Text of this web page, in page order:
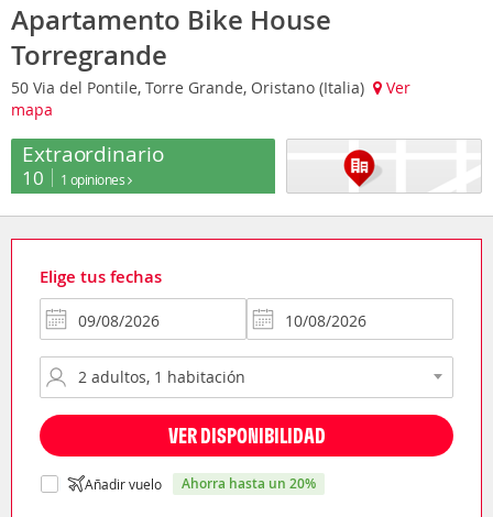
Apartamento Bike House
Torregrande
50 Via del Pontile, Torre Grande, Oristano (Italia)
Ver
mapa
Extraordinario
10 1 opiniones
Elige tus fechas
VER DISPONIBILIDAD
Añadir vuelo ahorra hasta un 20%